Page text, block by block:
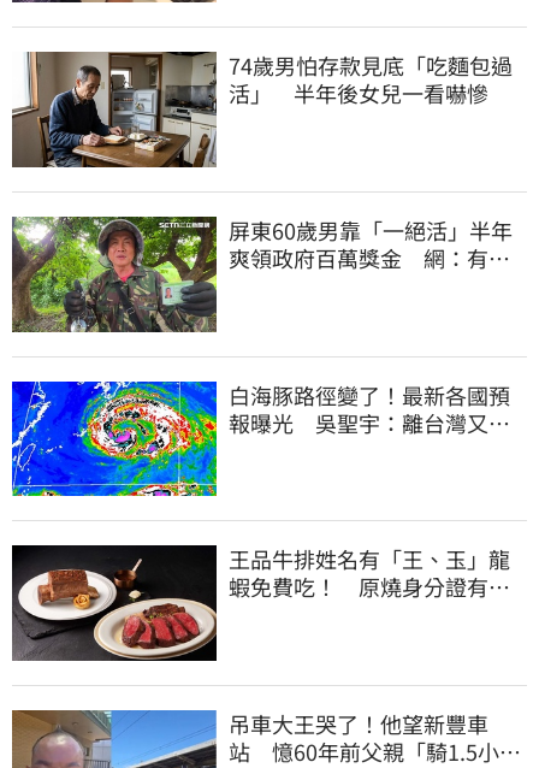
74歲男怕存款見底「吃麵包過
活」 半年後女兒一看嚇慘
屏東60歲男靠「一絕活」半年
爽領政府百萬獎金 網：有人
白海豚路徑變了！最新各國預
報曝光 吳聖宇：離台灣又更
王品牛排姓名有「王、玉」龍
蝦免費吃！ 原燒身分證有
吊車大王哭了！他望新豐車
站 憶60年前父親「騎1.5小時